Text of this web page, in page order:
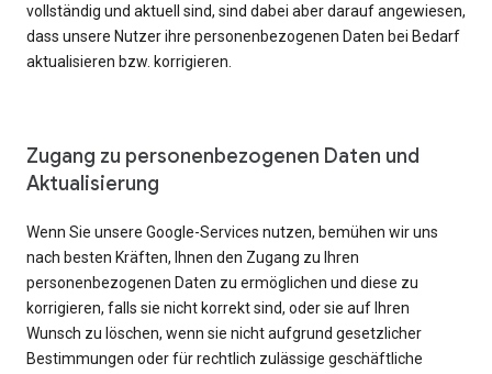
vollständig und aktuell sind, sind dabei aber darauf angewiesen,
dass unsere Nutzer ihre personenbezogenen Daten bei Bedarf
aktualisieren bzw. korrigieren.
Zugang zu personenbezogenen Daten und
Aktualisierung
Wenn Sie unsere Google-Services nutzen, bemühen wir uns
nach besten Kräften, Ihnen den Zugang zu Ihren
personenbezogenen Daten zu ermöglichen und diese zu
korrigieren, falls sie nicht korrekt sind, oder sie auf Ihren
Wunsch zu löschen, wenn sie nicht aufgrund gesetzlicher
Bestimmungen oder für rechtlich zulässige geschäftliche